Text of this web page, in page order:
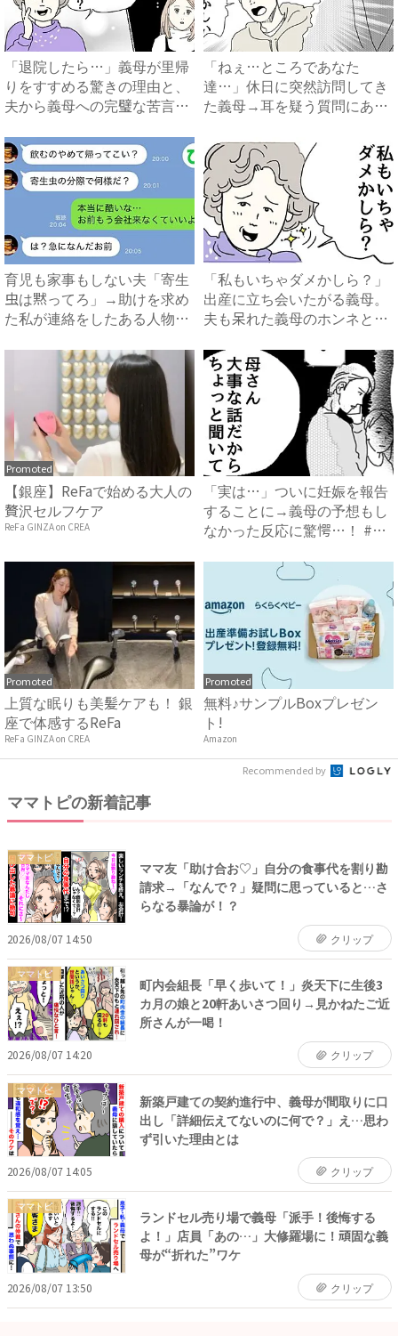
「退院したら…」義母が里帰
りをすすめる驚きの理由と、
夫から義母への完璧な苦言
「ねぇ…ところであなた
達…」休日に突然訪問してき
た義母→耳を疑う質問にあ
育児も家事もしない夫「寄生
虫は黙ってろ」→助けを求め
た私が連絡をしたある人物と
「私もいちゃダメかしら？」
出産に立ち会いたがる義母。
夫も呆れた義母のホンネと
Promoted
【銀座】ReFaで始める大人の
贅沢セルフケア
ReFa GINZA on CREA
「実は…」ついに妊娠を報告
することに→義母の予想もし
なかった反応に驚愕…！ #
Promoted
上質な眠りも美髪ケアも！ 銀
座で体感するReFa
ReFa GINZA on CREA
Promoted
無料♪サンプルBoxプレゼン
ト!
Amazon
Recommended by
ママトピの新着記事
ママトピ
ママ友「助け合お♡」自分の食事代を割り勘
請求→「なんで？」疑問に思っていると…さ
らなる暴論が！？
2026/08/07 14:50 クリップ
ママトピ
町内会組長「早く歩いて！」炎天下に生後3
カ月の娘と20軒あいさつ回り→見かねたご近
所さんが一喝！
2026/08/07 14:20 クリップ
ママトピ
新築戸建ての契約進行中、義母が間取りに口
出し「詳細伝えてないのに何で？」え…思わ
ず引いた理由とは
2026/08/07 14:05 クリップ
ママトピ
ランドセル売り場で義母「派手！後悔する
よ！」店員「あの…」大修羅場に！頑固な義
母が“折れた”ワケ
2026/08/07 13:50 クリップ